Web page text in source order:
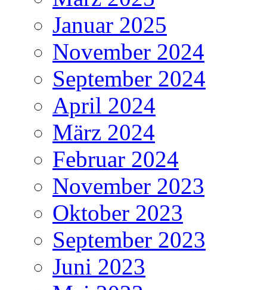
Januar 2025
November 2024
September 2024
April 2024
März 2024
Februar 2024
November 2023
Oktober 2023
September 2023
Juni 2023